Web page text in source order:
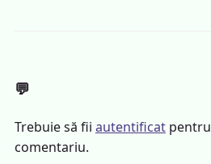
💬
Trebuie să fii autentificatpentru
comentariu.